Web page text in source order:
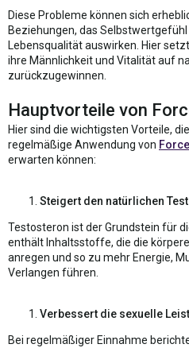
Diese Probleme können sich
Beziehungen, das
Lebensqualität auswirken. Hier
ihre Männlichkeit und Vitalität auf
zurückzugewinnen.
Hauptvorteile von
Hier sind die wichtigsten Vorteile,
regelmäßige Anwendung von
erwarten können:
Steigert den natürlichen
Testosteron ist der Grundstein für
enthält Inhaltsstoffe, die die
anregen und so zu mehr Energie,
Verlangen führen.
Verbessert die sexuelle
Bei regelmäßiger Einnahme